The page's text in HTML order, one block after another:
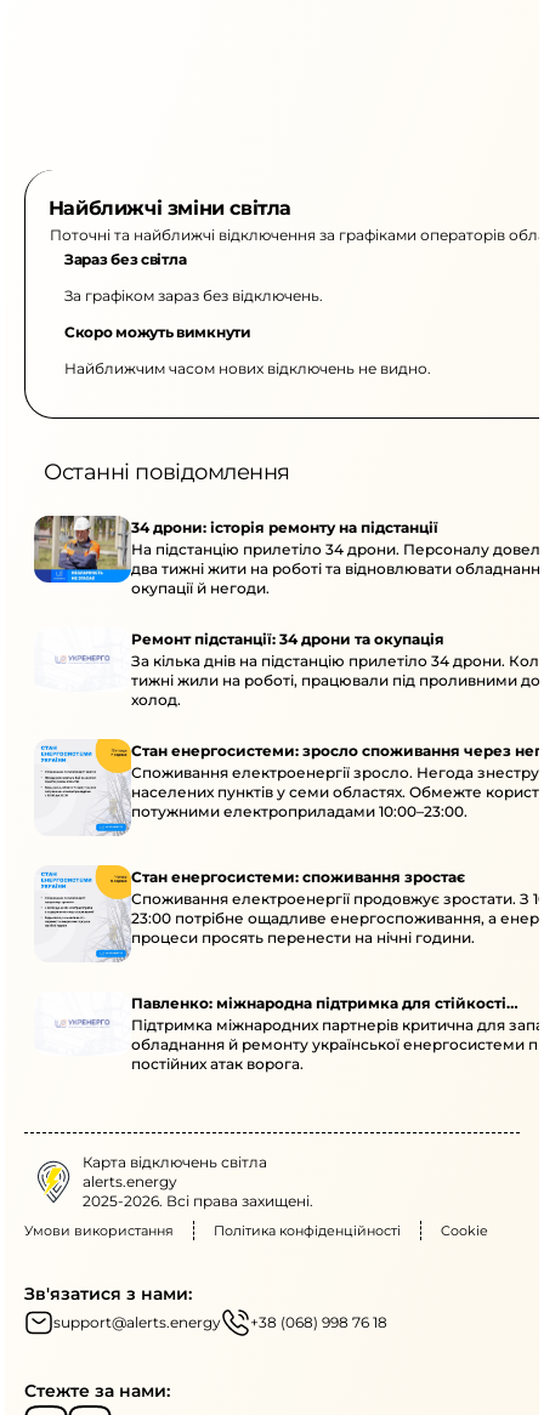
Найближчі зміни світла
Поточні та найближчі відключення за графіками операторів
Зараз без світла
За графіком зараз без відключень.
Скоро можуть вимкнути
Найближчим часом нових відключень не видно.
Останні повідомлення
34 дрони: історія ремонту на підстанції
На підстанцію прилетіло 34 дрони. Персоналу
два тижні жити на роботі та відновлювати
окупації й негоди.
Ремонт підстанції: 34 дрони та окупація
За кілька днів на підстанцію прилетіло 34 дрони.
тижні жили на роботі, працювали під проливними
холод.
Стан енергосистеми: зросло споживання через
Споживання електроенергії зросло. Негода
населених пунктів у семи областях. Обмежте
потужними електроприладами 10:00–23:00.
Стан енергосистеми: споживання зростає
Споживання електроенергії продовжує зростати. З
23:00 потрібне ощадливе енергоспоживання, а
процеси просять перенести на нічні години.
Павленко: міжнародна підтримка для стійкості
енергосистеми
Підтримка міжнародних партнерів критична для
обладнання й ремонту української енергосистеми
постійних атак ворога.
Карта відключень світла
alerts.energy
2025-2026. Всі права захищені.
Умови використання Політика конфіденційності Cookie
Зв'язатися з нами:
support@alerts.energy +38 (068) 998 76 18
Стежте за нами: